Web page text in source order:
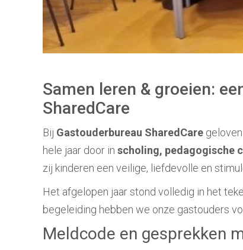
Samen leren & groeien:
SharedCare
Bij Gastouderbureau SharedCare
hele jaar door in scholing, pedagogische
zij kinderen een veilige, liefdevolle en
Het afgelopen jaar stond volledig in het
begeleiding hebben we onze gastouders
Meldcode en gesprekken